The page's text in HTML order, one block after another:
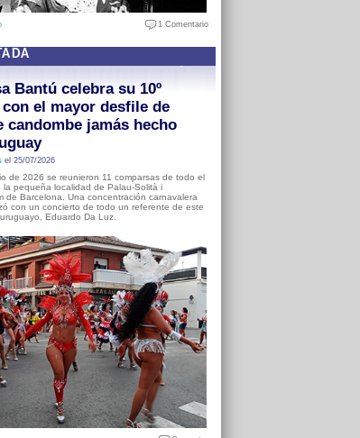
1 Comentario
Bantú celebra su 10º
el mayor desfile de
candombe jamás hecho
el 25/07/2026
de 2026 se reunieron 11 comparsas de todo el
la pequeña localidad de Palau-Solità i
de Barcelona. Una concentración carnavalera
con un concierto de todo un referente de este
Eduardo Da Luz.